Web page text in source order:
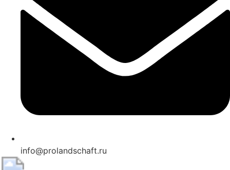
info@prolandschaft.ru